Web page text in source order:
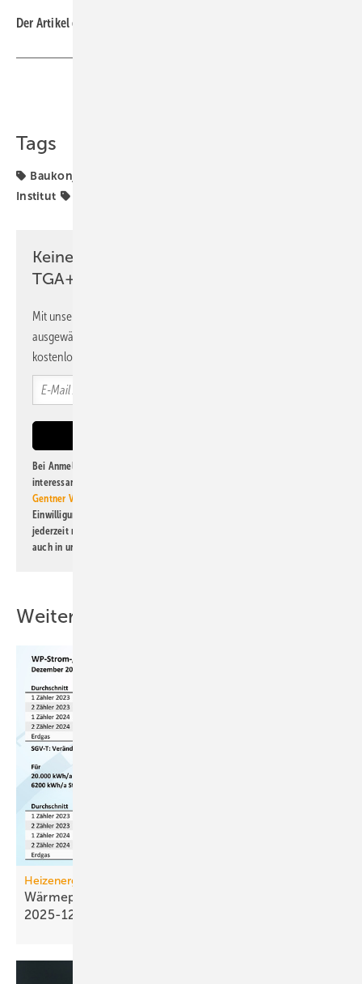
Der Artikel gehört zur
Tags
Baukonjunktur
Institut
Keine Zeit? Kein Problem mit dem
TGA+E Newsletter!
Mit unserem Newsletter erhalten Sie regelmäßig von uns
ausgewählte Informationen und Neuigkeiten, gebündelt und
kostenlos direkt ins Postfach.
Bei Anmeldung zu diesem Newsletter bin ich damit einverstanden, über
interessante Verlags- und Online-Angebote
Gentner Verlag GmbH & Co. KG
Einwilligung kann ich jederzeit widerrufen und eine Abmeldung ist
jederzeit möglich. Informationen zum Umgang mit Daten finden Sie
auch in unserer
Weitere Inhalte
Heizenergiekosten
Wärmepumpen­strom-/Gas­preis-Baro­meter
2025-12